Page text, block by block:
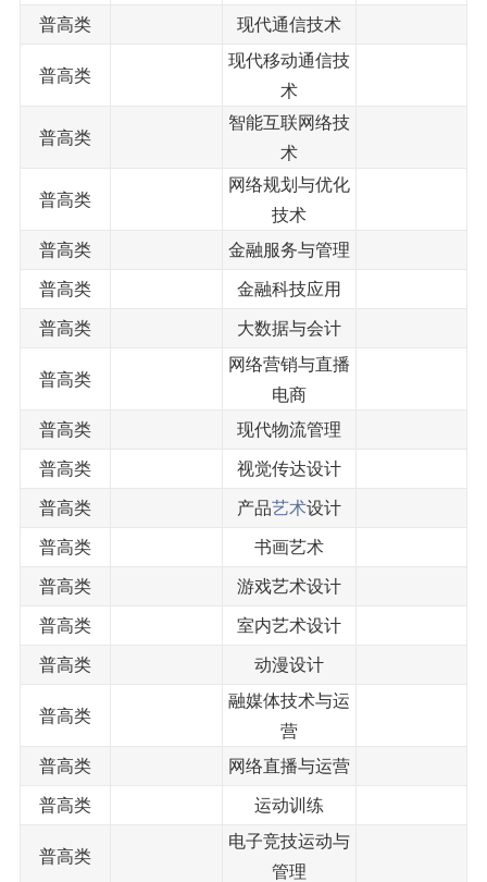
普高类
现代通信技术
普高类
现代移动通信技
术
普高类
智能互联网络技
术
普高类
网络规划与优化
技术
普高类
金融服务与管理
普高类
金融科技应用
普高类
大数据与会计
普高类
网络营销与直播
电商
普高类
现代物流管理
普高类
视觉传达设计
普高类
产品艺术设计
普高类
书画艺术
普高类
游戏艺术设计
普高类
室内艺术设计
普高类
动漫设计
普高类
融媒体技术与运
营
普高类
网络直播与运营
普高类
运动训练
普高类
电子竞技运动与
管理